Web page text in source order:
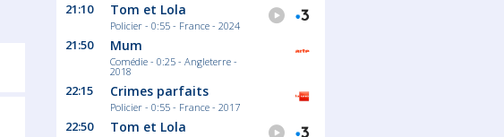
21:10 Tom et Lola
Policier - 0:55 - France - 2024
21:50 Mum
Comédie - 0:25 - Angleterre -
2018
22:15 Crimes parfaits
Policier - 0:55 - France - 2017
22:50 Tom et Lola